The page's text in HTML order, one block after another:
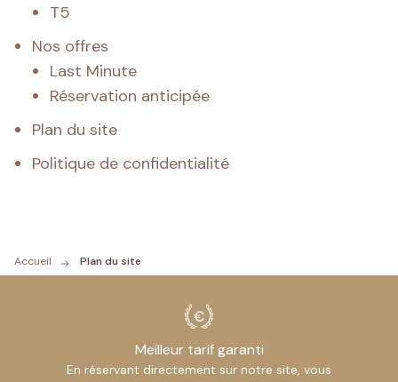
T5
Nos offres
Last Minute
Réservation anticipée
Plan du site
Politique de confidentialité
Accueil Plan du site
Meilleur tarif garanti
En réservant directement sur notre site, vous